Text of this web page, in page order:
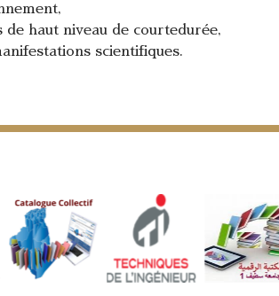
de haut niveau de courtedurée,
scientifiques.